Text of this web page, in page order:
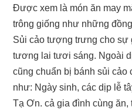
Được xem là món ăn may
trông giống như những
Sủi cảo tượng trưng cho sự
tương lai tươi sáng. Ngoài
cũng chuẩn bị bánh sủi
như: Ngày sinh, các dịp lễ
Tạ Ơn. cả gia đình cùng